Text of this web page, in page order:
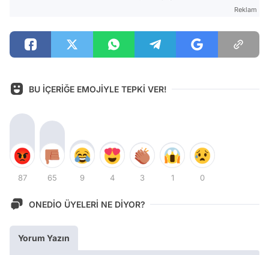
Reklam
BU İÇERİĞE EMOJİYLE TEPKİ VER!
87 65 9 4 3 1 0
ONEDİO ÜYELERİ NE DİYOR?
Yorum Yazın